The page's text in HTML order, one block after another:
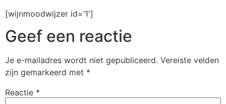
[wijnmoodwijzer id=’1′]
Geef een reactie
Je e-mailadres wordt niet gepubliceerd. Vereiste velden
zijn gemarkeerd met *
Reactie *